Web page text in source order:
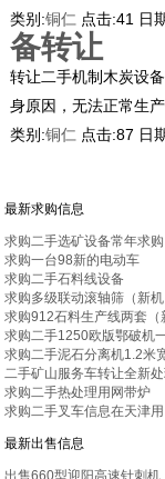
类别:铜仁 点击:41 日
备转让
转让二手机制木炭设
身原因，无法正常生
类别:铜仁 点击:87 日
最新求购信息
求购二手选矿设备常年求购
求购一台98新的电动车
求购二手石料线设备
求购多级联动滚轴筛（新机
求购912石料生产线两套（
求购二手1250欧版鄂破机
求购二手泥石分离机1.2米
二手矿山服务车转让全新
求购二手热处理用网带炉
求购二手叉车信息在天津用
最新出售信息
出售660型迎阳高速针刺机